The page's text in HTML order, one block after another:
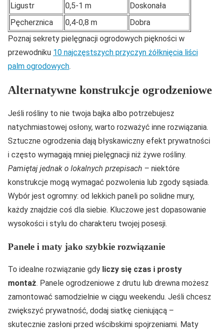
Ligustr
0,5-1 m
Doskonała
Pęcherznica
0,4-0,8 m
Dobra
Poznaj sekrety pielęgnacji ogrodowych piękności w
przewodniku 10 najczęstszych przyczyn żółknięcia liści
palm ogrodowych.
Alternatywne konstrukcje ogrodzeniowe
Jeśli rośliny to nie twoja bajka albo potrzebujesz
natychmiastowej osłony, warto rozważyć inne rozwiązania.
Sztuczne ogrodzenia dają błyskawiczny efekt prywatności
i często wymagają mniej pielęgnacji niż żywe rośliny.
Pamiętaj jednak o lokalnych przepisach – niektóre
konstrukcje mogą wymagać pozwolenia lub zgody sąsiada.
Wybór jest ogromny: od lekkich paneli po solidne mury,
każdy znajdzie coś dla siebie. Kluczowe jest dopasowanie
wysokości i stylu do charakteru twojej posesji.
Panele i maty jako szybkie rozwiązanie
To idealne rozwiązanie gdy liczy się czas i prosty
montaż. Panele ogrodzeniowe z drutu lub drewna możesz
zamontować samodzielnie w ciągu weekendu. Jeśli chcesz
zwiększyć prywatność, dodaj siatkę cieniującą –
skutecznie zasłoni przed wścibskimi spojrzeniami. Maty